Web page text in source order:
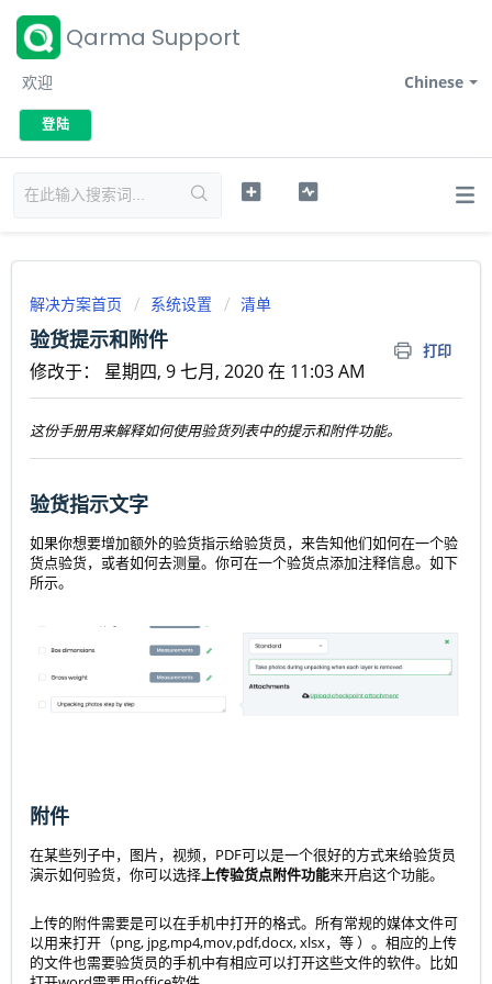
Qarma Support
Chinese
欢迎
登陆
解决方案首页 系统设置 清单
验货提示和附件 打印
修改于： 星期四, 9 七月, 2020 在 11:03 AM
这份手册用来解释如何使用验货列表中的提示和附件功能。
验货指示文字
如果你想要增加额外的验货指示给验货员，来告知他们如何在一个验
货点验货，或者如何去测量。你可在一个验货点添加注释信息。如下
所示。
附件
在某些列子中，图片，视频，PDF可以是一个很好的方式来给验货员
演示如何验货，你可以选择上传验货点附件功能来开启这个功能。
上传的附件需要是可以在手机中打开的格式。所有常规的媒体文件可
以用来打开（png, jpg,mp4,mov,pdf,docx, xlsx，等 ）。相应的上传
的文件也需要验货员的手机中有相应可以打开这些文件的软件。比如